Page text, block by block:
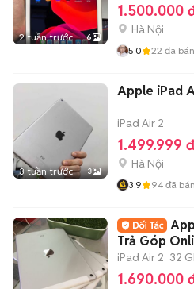
2 tuần trước 6
1.500.000
Hà Nội
5.0 22 đã bán
3 tuần trước 3
Apple iPad
iPad Air 2
1.499.999 đ
Hà Nội
3.9 94 đã bán
Trả Góp
iPad Air 2 32
1.690.000